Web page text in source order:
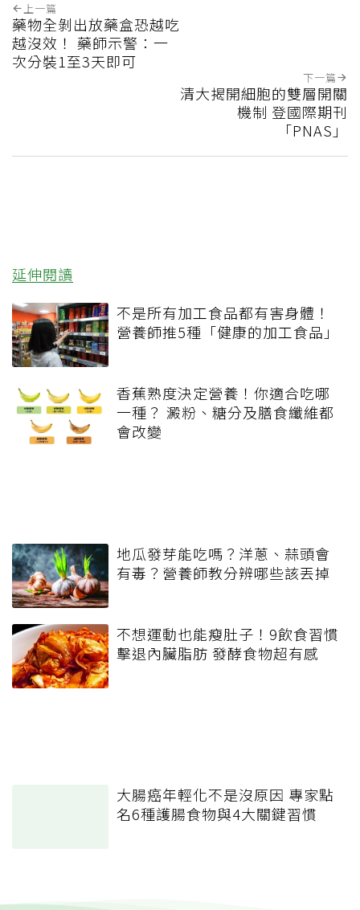
上一篇
藥物全剝出放藥盒恐越吃
越沒效！ 藥師示警：一
次分裝1至3天即可
下一篇
清大揭開細胞的雙層開關
機制 登國際期刊
「PNAS」
延伸閱讀
不是所有加工食品都有害身體！
營養師推5種「健康的加工食品」
香蕉熟度決定營養！你適合吃哪
一種？ 澱粉、糖分及膳食纖維都
會改變
地瓜發芽能吃嗎？洋蔥、蒜頭會
有毒？營養師教分辨哪些該丟掉
不想運動也能瘦肚子！9飲食習慣
擊退內臟脂肪 發酵食物超有感
大腸癌年輕化不是沒原因 專家點
名6種護腸食物與4大關鍵習慣